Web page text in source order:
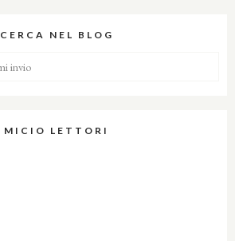
CERCA NEL BLOG
MICIO LETTORI